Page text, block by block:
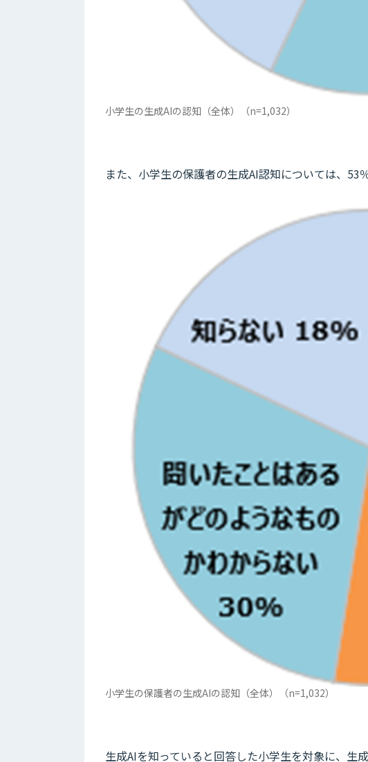
小学生の生成AIの認知（全体）（n=1,032）
また、小学生の保護者の生成AI認知については、53
小学生の保護者の生成AIの認知（全体）（n=1,032）
生成AIを知っていると回答した小学生を対象に、生